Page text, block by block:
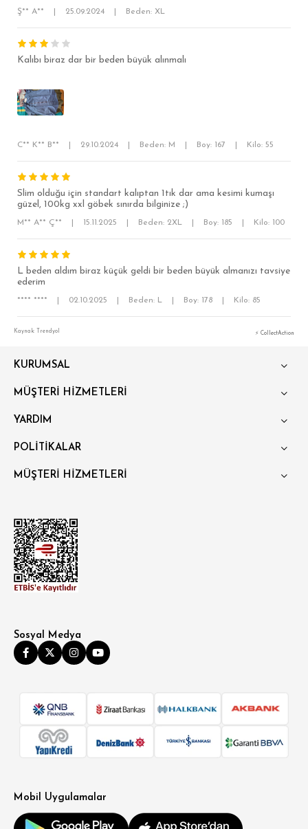
BÜYÜK BEDEN
Ş** A** 25.09.2024 Beden: XL
Kalıbı biraz dar bir beden büyük alınmalı
C** K** B** 29.10.2024 Beden: M Boy: 167 Kilo: 55
Slim olduğu için standart kalıptan 1tık dar ama kesimi kumaşı
güzel, 100kg xxl göbek sınırda bilginize ;)
M** A** Ç** 15.11.2025 Beden: 2XL Boy: 185 Kilo: 100
L beden aldım biraz küçük geldi bir beden büyük almanızı tavsiye
ederim
**** **** 02.10.2025 Beden: L Boy: 178 Kilo: 85
Kaynak: Trendyol ⚡ CollectAction
KURUMSAL
MÜŞTERİ HİZMETLERİ
YARDIM
POLİTİKALAR
MÜŞTERİ HİZMETLERİ
Sosyal Medya
Mobil Uygulamalar